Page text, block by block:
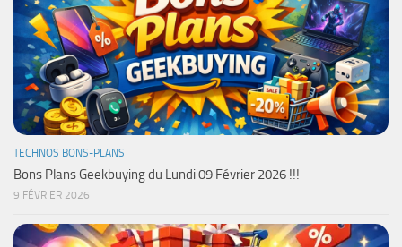
TECHNOS BONS-PLANS
Bons Plans Geekbuying du Lundi 09 Février 2026 !!!
9 FÉVRIER 2026